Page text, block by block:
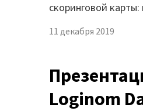
скоринговой
11 декабря 2019
Loginom